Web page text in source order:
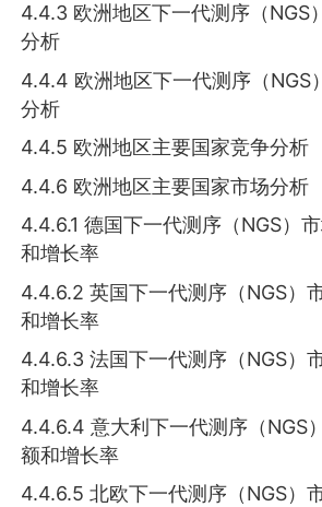
4.4.3 欧洲地区下一代测序（NGS
分析
4.4.4 欧洲地区下一代测序（NGS
分析
4.4.5 欧洲地区主要国家竞争分析
4.4.6 欧洲地区主要国家市场分析
4.4.6.1 德国下一代测序（NGS）
和增长率
4.4.6.2 英国下一代测序（NGS）
和增长率
4.4.6.3 法国下一代测序（NGS）
和增长率
4.4.6.4 意大利下一代测序（NGS
额和增长率
4.4.6.5 北欧下一代测序（NGS）